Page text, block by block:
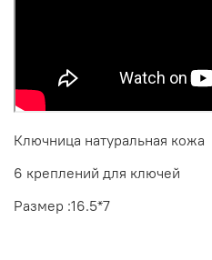
Ключница натуральная кожа
6 креплений для ключей
Размер :16.5*7